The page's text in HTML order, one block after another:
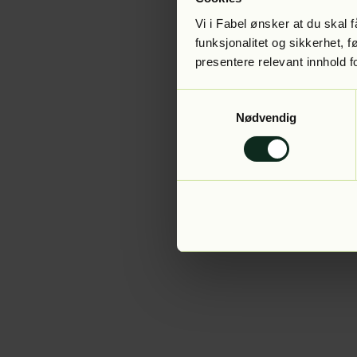
Vi i Fabel ønsker at du skal
funksjonalitet og sikkerhet,
presentere relevant innhold
Nødvendig
Application